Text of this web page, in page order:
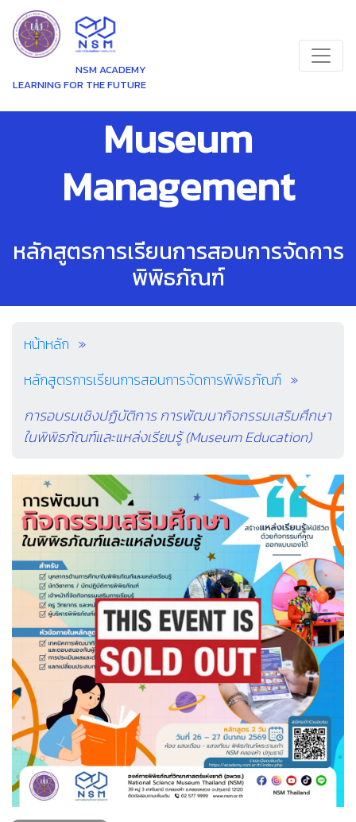
NSM ACADEMY
LEARNING FOR THE FUTURE
Museum
Management
หลักสูตรการเรียนการสอนการจัดการ
พิพิธภัณฑ์
หน้าหลัก
หลักสูตรการเรียนการสอนการจัดการพิพิธภัณฑ์
การอบรมเชิงปฏิบัติการ การพัฒนากิจกรรมเสริมศึกษา
ในพิพิธภัณฑ์และแหล่งเรียนรู้ (Museum Education)